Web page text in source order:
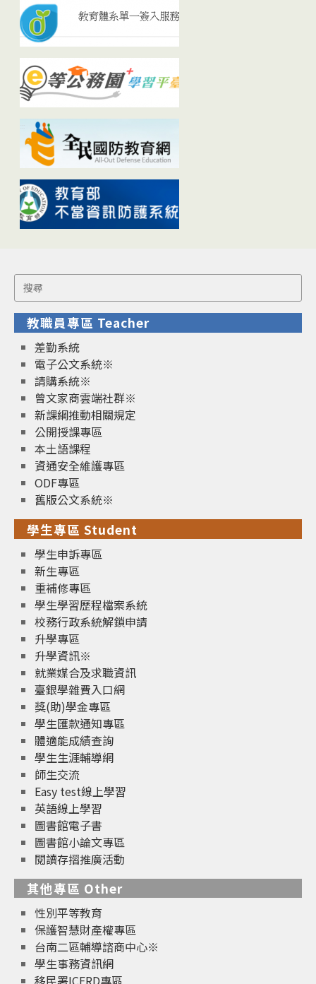
Search
for:
教職員專區 Teacher
差勤系統
電子公文系統※
請購系統※
曾文家商雲端社群※
新課綱推動相關規定
公開授課專區
本土語課程
資通安全維護專區
ODF專區
舊版公文系統※
學生專區 Student
學生申訴專區
新生專區
重補修專區
學生學習歷程檔案系統
校務行政系統解鎖申請
升學專區
升學資訊※
就業媒合及求職資訊
臺銀學雜費入口網
獎(助)學金專區
學生匯款通知專區
體適能成績查詢
學生生涯輔導網
師生交流
Easy test線上學習
英語線上學習
圖書館電子書
圖書館小論文專區
閱讀存摺推廣活動
其他專區 Other
性別平等教育
保護智慧財產權專區
台南二區輔導諮商中心※
學生事務資訊網
移民署ICERD專區